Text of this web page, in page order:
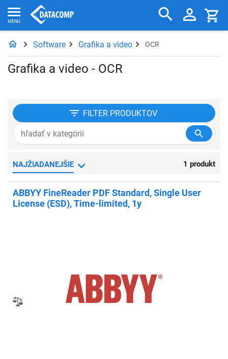
Software Grafika a video OCR
Grafika a video - OCR
FILTER PRODUKTOV
NAJŽIADANEJŠIE 1 produkt
ABBYY FineReader PDF Standard, Single User
License (ESD), Time-limited, 1y